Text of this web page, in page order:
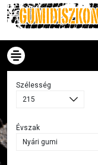
Szélesség
Évszak